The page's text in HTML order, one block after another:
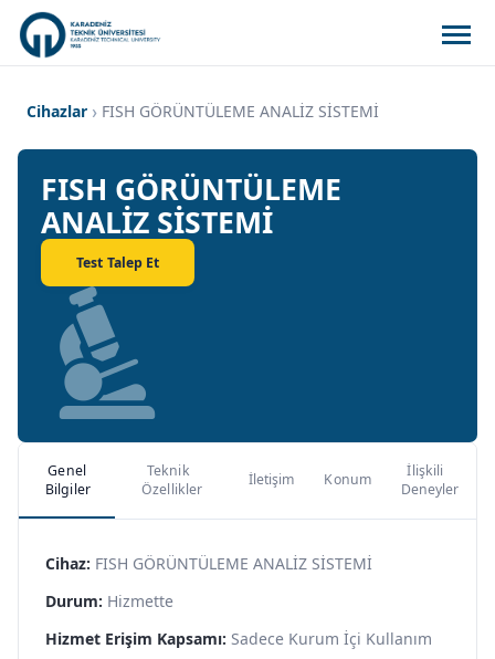
Cihazlar FISH GÖRÜNTÜLEME ANALİZ SİSTEMİ
FISH GÖRÜNTÜLEME
ANALİZ SİSTEMİ
Test Talep Et
Genel
Bilgiler
Teknik
Özellikler
İletişim Konum
İlişkili
Deneyler
Cihaz: FISH GÖRÜNTÜLEME ANALİZ SİSTEMİ
Durum: Hizmette
Hizmet Erişim Kapsamı: Sadece Kurum İçi Kullanım